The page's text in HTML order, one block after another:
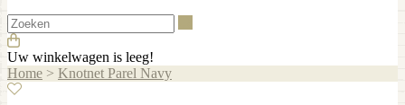
Uw winkelwagen is leeg!
Home > Knotnet Parel Navy